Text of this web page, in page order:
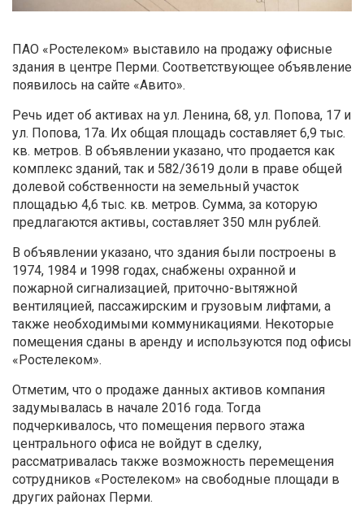
ПАО «Ростелеком» выставило на продажу офисные
здания в центре Перми. Соответствующее объявление
появилось на сайте «Авито».
Речь идет об активах на ул. Ленина, 68, ул. Попова, 17 и
ул. Попова, 17а. Их общая площадь составляет 6,9 тыс.
кв. метров. В объявлении указано, что продается как
комплекс зданий, так и 582/3619 доли в праве общей
долевой собственности на земельный участок
площадью 4,6 тыс. кв. метров. Сумма, за которую
предлагаются активы, составляет 350 млн рублей.
В объявлении указано, что здания были построены в
1974, 1984 и 1998 годах, снабжены охранной и
пожарной сигнализацией, приточно-вытяжной
вентиляцией, пассажирским и грузовым лифтами, а
также необходимыми коммуникациями. Некоторые
помещения сданы в аренду и используются под офисы
«Ростелеком».
Отметим, что о продаже данных активов компания
задумывалась в начале 2016 года. Тогда
подчеркивалось, что помещения первого этажа
центрального офиса не войдут в сделку,
рассматривалась также возможность перемещения
сотрудников «Ростелеком» на свободные площади в
других районах Перми.